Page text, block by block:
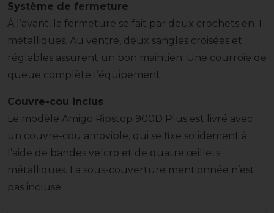
Système de fermeture
À l’avant, la fermeture se fait par deux crochets en T
métalliques. Au ventre, deux sangles croisées et
réglables assurent un bon maintien. Une courroie de
queue complète l’équipement.
Couvre-cou inclus
Le modèle Amigo Ripstop 900D Plus est livré avec
un couvre-cou amovible, qui se fixe solidement à
l’aide de bandes velcro et de quatre œillets
métalliques. La sous-couverture mentionnée n’est
pas incluse.